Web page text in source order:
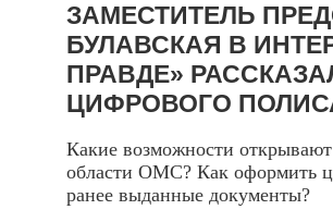
ЗАМЕСТИТЕЛЬ
БУЛАВСКАЯ В
ПРАВДЕ»
ЦИФРОВОГО
Какие возможности
области ОМС? Как оформить
ранее выданные документы?